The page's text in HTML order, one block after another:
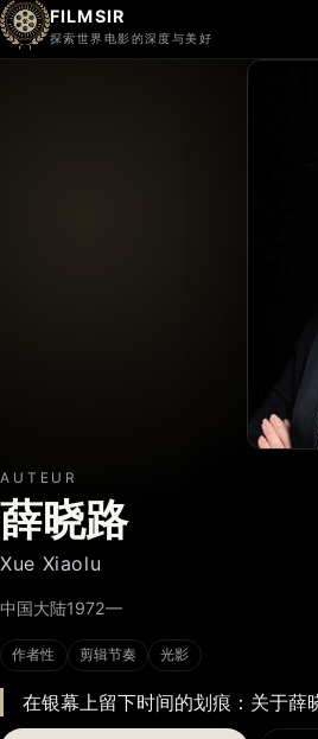
FILMSIR
探索世界电影的深度与美好
AUTEUR
薛晓路
Xue Xiaolu
中国大陆1972—
作者性 剪辑节奏 光影
在银幕上留下时间的划痕：关于薛